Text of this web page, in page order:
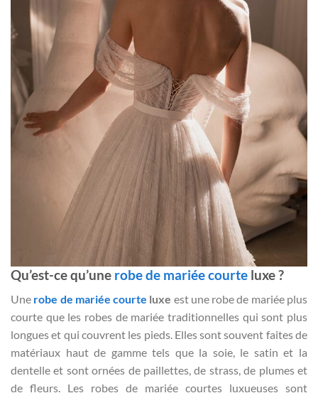
Qu’est-ce qu’une robe de mariée courte luxe ?
Une robe de mariée courte luxe est une robe de mariée plus
courte que les robes de mariée traditionnelles qui sont plus
longues et qui couvrent les pieds. Elles sont souvent faites de
matériaux haut de gamme tels que la soie, le satin et la
dentelle et sont ornées de paillettes, de strass, de plumes et
de fleurs. Les robes de mariée courtes luxueuses sont